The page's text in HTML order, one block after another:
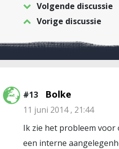
Volgende discussie
Vorige discussie
#13 Bolke
11 juni 2014 , 21:44
Ik zie het probleem voor
een interne